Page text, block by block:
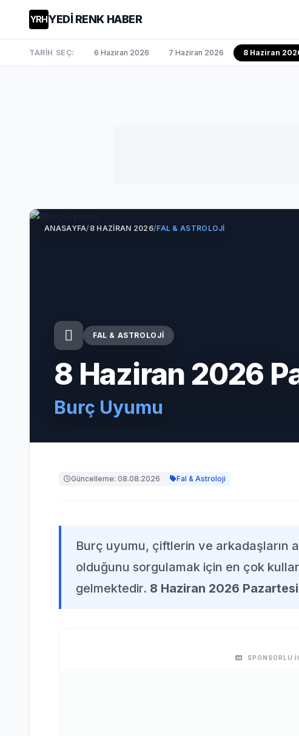
YRHYEDİ RENK HABER
TARİH SEÇ: 6 Haziran 2026 7 Haziran 2026 8 Haziran
ANASAYFA/8 HAZIRAN 2026/FAL & ASTROLOJI
FAL & ASTROLOJI
8 Haziran 2026
Burç Uyumu
Güncelleme: 08.08.2026 Fal & Astroloji
Burç uyumu, çiftlerin ve arkadaşların
olduğunu sorgulamak için en çok
gelmektedir. 8 Haziran 2026 Pazartesi
SPONSORLU